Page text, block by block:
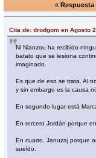
« Respuesta
Cita de: drodgom en Agosto
Ni Nianzou ha recibido
batato que se lesiona
imaginado.
Es que de eso se trata. Al
y sin embargo es la causa
En segundo lugar está
En tercero Jordán porque
En cuarto, Januzaj porque
sueldo.